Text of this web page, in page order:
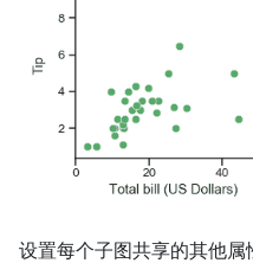
设置每个子图共享的其他属